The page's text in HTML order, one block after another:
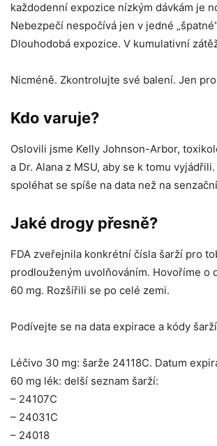
každodenní expozice nízkým dávkám je
Nebezpečí nespočívá jen v jedné
Dlouhodobá expozice. V kumulativní
Nicméně. Zkontrolujte své balení. Jen
Kdo varuje?
Oslovili jsme Kelly Johnson-Arbor,
a Dr. Alana z MSU, aby se k tomu
spoléhat se spíše na data než na
Jaké drogy přesně?
FDA zveřejnila konkrétní čísla šarží pro
prodlouženým uvolňováním. Hovoříme o
60 mg. Rozšířili se po celé zemi.
Podívejte se na data expirace a kódy
Léčivo 30 mg: šarže 24118C. Datum
60 mg lék: delší seznam šarží:
– 24107C
– 24031C
– 24018